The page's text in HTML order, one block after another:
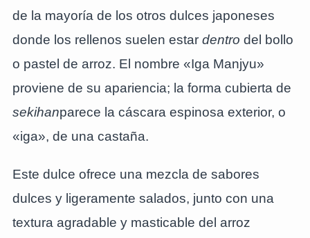
de la mayoría de los otros dulces japoneses
donde los rellenos suelen estar dentro del bollo
o pastel de arroz. El nombre «Iga Manjyu»
proviene de su apariencia; la forma cubierta de
sekihanparece la cáscara espinosa exterior, o
«iga», de una castaña.
Este dulce ofrece una mezcla de sabores
dulces y ligeramente salados, junto con una
textura agradable y masticable del arroz